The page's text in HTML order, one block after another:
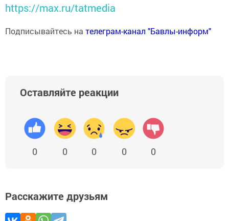
https://max.ru/tatmedia
Подписывайтесь на телеграм-канал "Бавлы-информ"
Оставляйте реакции
0 0 0 0 0
Расскажите друзьям